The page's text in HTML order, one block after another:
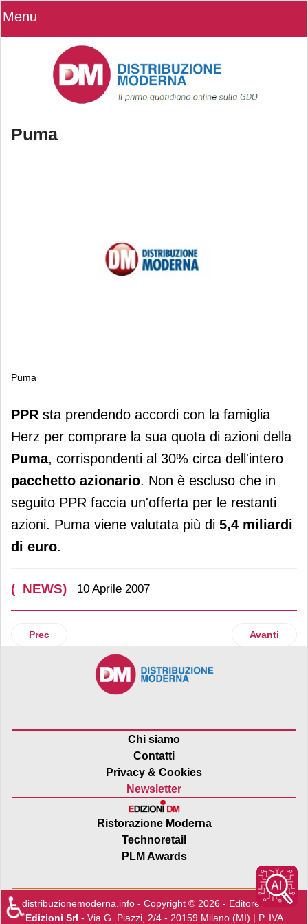
Menu
Puma
Puma
Puma
PPR sta prendendo accordi con la famiglia
Herz per comprare la sua quota di azioni della
Puma, corrispondenti al 30% circa dell'intero
pacchetto azionario. Non è escluso che in
seguito PPR faccia un'offerta per le restanti
azioni. Puma viene valutata più di 5,4 miliardi
di euro.
(_NEWS) 10 Aprile 2007
Articolo precedente: Loblaw
Prec Articolo
Avanti
Chi siamo
Contatti
Privacy & Cookies
Newsletter
Ristorazione Moderna
Technoretail
PLM Awards
distribuzionemoderna.info - Copyright © 2026 - Editore:Edra
Edizioni Srl - Via G. Piazzi, 2/4 - 20159 Milano (MI) | P. IVA